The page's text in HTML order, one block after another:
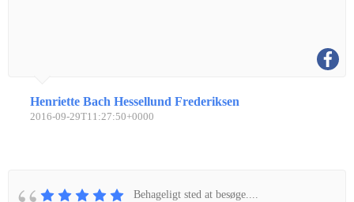
Henriette Bach Hessellund Frederiksen
2016-09-29T11:27:50+0000
Behageligt sted at besøge....